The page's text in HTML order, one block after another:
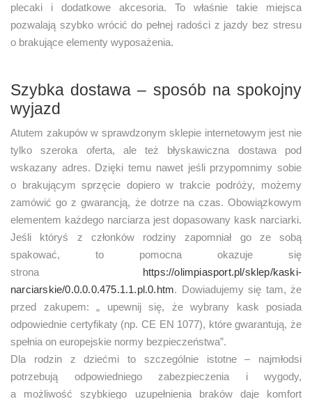
plecaki i dodatkowe akcesoria. To właśnie takie miejsca
pozwalają szybko wrócić do pełnej radości z jazdy bez stresu
o brakujące elementy wyposażenia.
Szybka dostawa – sposób na spokojny
wyjazd
Atutem zakupów w sprawdzonym sklepie internetowym jest nie
tylko szeroka oferta, ale też błyskawiczna dostawa pod
wskazany adres. Dzięki temu nawet jeśli przypomnimy sobie
o brakującym sprzęcie dopiero w trakcie podróży, możemy
zamówić go z gwarancją, że dotrze na czas. Obowiązkowym
elementem każdego narciarza jest dopasowany kask narciarki.
Jeśli któryś z członków rodziny zapomniał go ze sobą
spakować, to pomocna okazuje się
strona https://olimpiasport.pl/sklep/kaski-
narciarskie/0.0.0.0.475.1.1.pl.0.htm. Dowiadujemy się tam, że
przed zakupem: „ upewnij się, że wybrany kask posiada
odpowiednie certyfikaty (np. CE EN 1077), które gwarantują, że
spełnia on europejskie normy bezpieczeństwa”.
Dla rodzin z dziećmi to szczególnie istotne – najmłodsi
potrzebują odpowiedniego zabezpieczenia i wygody,
a możliwość szybkiego uzupełnienia braków daje komfort